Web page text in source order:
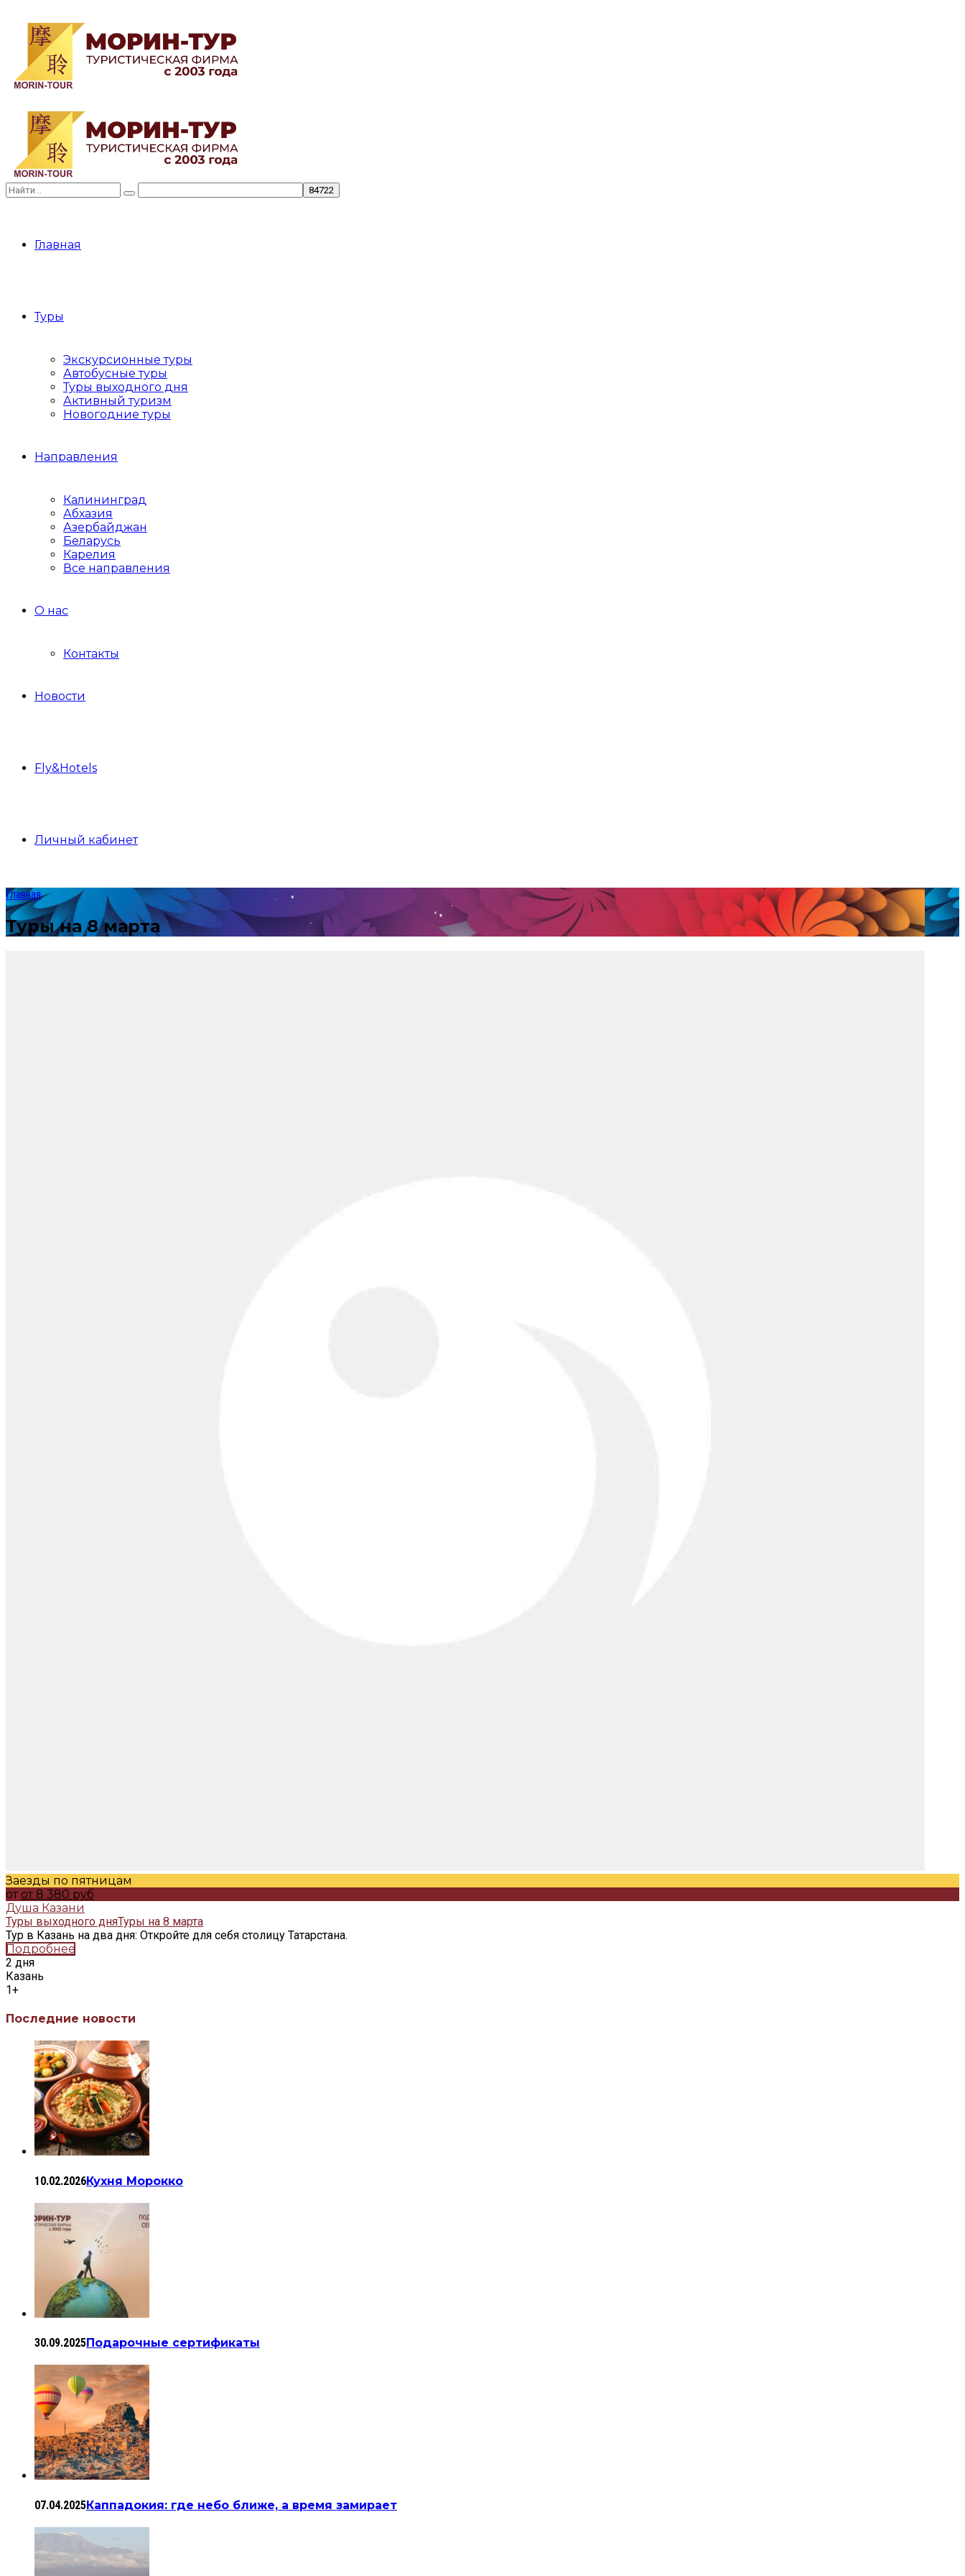
Главная
Туры
Экскурсионные туры
Автобусные туры
Туры выходного дня
Активный туризм
Новогодние туры
Направления
Калининград
Абхазия
Азербайджан
Беларусь
Карелия
Все направления
О нас
Контакты
Новости
Fly&Hotels
Личный кабинет
Главная
Туры на 8 марта
Заезды по пятницам
от от 8 380 руб
Душа Казани
Туры выходного дняТуры на 8 марта
Тур в Казань на два дня: Откройте для себя столицу Татарстана.
Подробнее
2 дня
Казань
1+
Последние новости
10.02.2026Кухня Морокко
30.09.2025Подарочные сертификаты
07.04.2025Каппадокия: где небо ближе, а время замирает